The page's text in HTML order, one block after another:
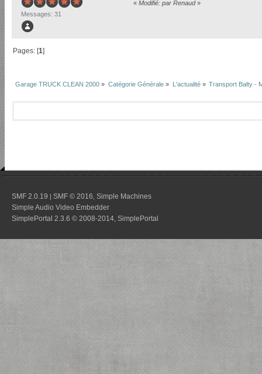
Messages: 31
« Modifié: par Renaud»
Pages: [1]
Garage TRUCK CLEAN 2000 » Catégorie Générale » L'actualité» Transport Balty -
SMF 2.0.19 | SMF © 2016 Simple Machines
Simple Audio Video Embedder
SimplePortal 2.3.6 © 2008-2014, SimplePortal